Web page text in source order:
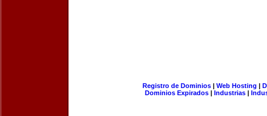
Registro de Dominios| Web Hosting |
Dominios Expirados | Industrias |